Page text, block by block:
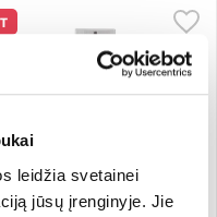
leidžia svetainei
jūsų įrenginyje. Jie
T